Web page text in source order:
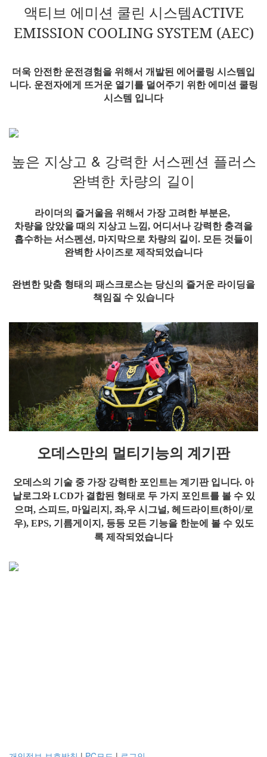
액티브 에미션 쿨린 시스템ACTIVE
EMISSION COOLING SYSTEM (AEC)
더욱 안전한 운전경험을 위해서 개발된 에어쿨링 시스템입
니다. 운전자에게 뜨거운 열기를 덜어주기 위한 에미션 쿨링
시스템 입니다
높은 지상고 & 강력한 서스펜션 플러스
완벽한 차량의 길이
라이더의 즐거울음 위해서 가장 고려한 부분은,
차량을 앉았을 때의 지상고 느낌, 어디서나 강력한 충격을
흡수하는 서스펜션, 마지막으로 차량의 길이 . 모든 것들이
완벽한 사이즈로 제작되었습니다
완변한 맞춤 형태의 패스크로스는 당신의 즐거운 라이딩을
책임질 수 있습니다
오데스만의 멀티기능의 계기판
오데스의 기술 중 가장 강력한 포인트는 계기판 입니다. 아
날로그와LCD가 결합된 형태로 두 가지 포인트를 볼 수 있
으며, 스피드, 마일리지 , 좌,우 시그널, 헤드라이트(하이 /로
우), EPS, 기름게이지 , 등등 모든 기능을 한눈에 볼 수 있도
록 제작되었습니다